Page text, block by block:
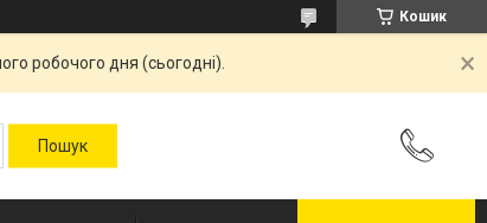
Кошик
робочого дня (сьогодні).